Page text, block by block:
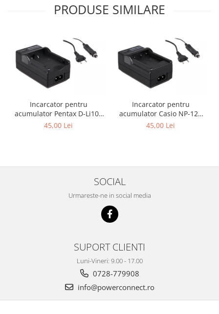
PRODUSE SIMILARE
Incarcator pentru
acumulator Pentax D-Li109
Patona
45,00 Lei
Incarcator pentru
acumulator Casio NP-120
Patona
45,00 Lei
SOCIAL
Urmareste-ne in social media
SUPORT CLIENTI
Luni-Vineri: 9.00 - 17.00
0728-779908
info@powerconnect.ro